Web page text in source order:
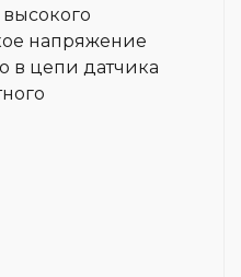
напряжение
в цепи датчика